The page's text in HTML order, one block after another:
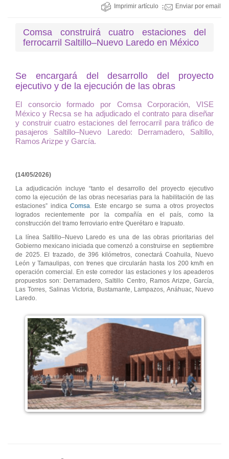
Imprimir artículo Enviar por email
Comsa construirá cuatro estaciones del
ferrocarril Saltillo–Nuevo Laredo en México
Se encargará del desarrollo del proyecto
ejecutivo y de la ejecución de las obras
El consorcio formado por Comsa Corporación, VISE
México y Recsa se ha adjudicado el contrato para diseñar
y construir cuatro estaciones del ferrocarril para tráfico de
pasajeros Saltillo–Nuevo Laredo: Derramadero, Saltillo,
Ramos Arizpe y García.
(14/05/2026)
La adjudicación incluye “tanto el desarrollo del proyecto ejecutivo
como la ejecución de las obras necesarias para la habilitación de las
estaciones” indicaComsa. Este encargo se suma a otros proyectos
logrados recientemente por la compañía en el país, como la
construcción del tramo ferroviario entre Querétaro e Irapuato.
La línea Saltillo–Nuevo Laredo es una de las obras prioritarias del
Gobierno mexicano iniciada que comenzó a construirse en septiembre
de 2025. El trazado, de 396 kilómetros, conectará Coahuila, Nuevo
León y Tamaulipas, con trenes que circularán hasta los 200 km/h en
operación comercial. En este corredor las estaciones y los apeaderos
propuestos son: Derramadero, Saltillo Centro, Ramos Arizpe, García,
Las Torres, Salinas Victoria, Bustamante, Lampazos, Anáhuac, Nuevo
Laredo.